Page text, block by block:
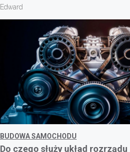
Edward
BUDOWA SAMOCHODU
Do czego służy układ rozrządu